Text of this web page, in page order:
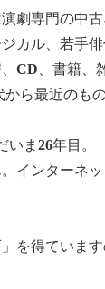
劇専門の中古
カル、若手
CD、書籍、
から最近のも
いま26年目。
インターネ
を得ていま